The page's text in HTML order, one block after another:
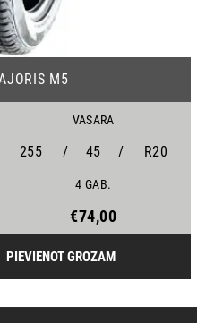
M5
VASARA
255 / 45 / R20
4 GAB.
€74,00
PIEVIENOT GROZAM